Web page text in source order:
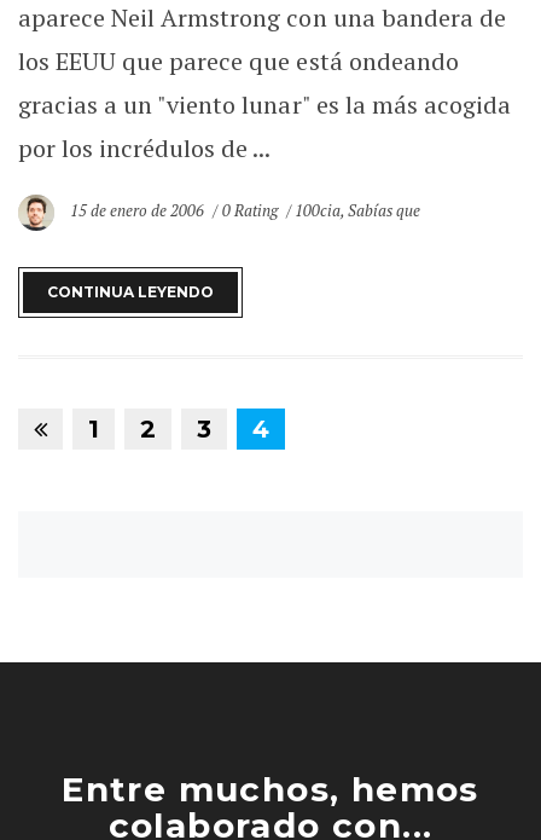
aparece Neil Armstrong con una bandera de
los EEUU que parece que está ondeando
gracias a un "viento lunar" es la más acogida
por los incrédulos de ...
15 de enero de 2006 0 Rating 100cia,Sabías que
CONTINUA LEYENDO
1 2 3 4
Entre muchos, hemos
colaborado con...